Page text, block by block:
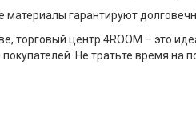
гарантируют
торговый центр 4ROOM – это
Не тратьте время на